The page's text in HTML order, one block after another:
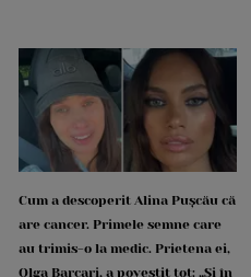
Cum a descoperit Alina Pușcău că
are cancer. Primele semne care
au trimis-o la medic. Prietena ei,
Olga Barcari, a povestit tot: „Și în